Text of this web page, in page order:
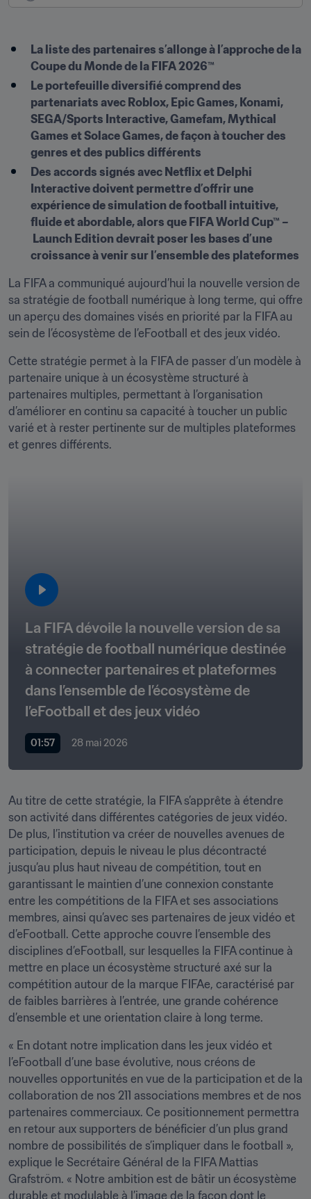
La liste des partenaires s’allonge à l’approche de la
Coupe du Monde de la FIFA 2026™
Le portefeuille diversifié comprend des
partenariats avec Roblox, Epic Games, Konami,
SEGA/Sports Interactive, Gamefam, Mythical
Games et Solace Games, de façon à toucher des
genres et des publics différents
Des accords signés avec Netflix et Delphi
Interactive doivent permettre d’offrir une
expérience de simulation de football intuitive,
fluide et abordable, alors que FIFA World Cup™ –
Launch Edition devrait poser les bases d’une
croissance à venir sur l’ensemble des plateformes
La FIFA a communiqué aujourd’hui la nouvelle version de
sa stratégie de football numérique à long terme, qui offre
un aperçu des domaines visés en priorité par la FIFA au
sein de l’écosystème de l’eFootball et des jeux vidéo.
Cette stratégie permet à la FIFA de passer d’un modèle à
partenaire unique à un écosystème structuré à
partenaires multiples, permettant à l’organisation
d’améliorer en continu sa capacité à toucher un public
varié et à rester pertinente sur de multiples plateformes
et genres différents.
La FIFA dévoile la nouvelle version de sa
stratégie de football numérique destinée
à connecter partenaires et plateformes
dans l’ensemble de l’écosystème de
l’eFootball et des jeux vidéo
01:57 28 mai 2026
Au titre de cette stratégie, la FIFA s’apprête à étendre
son activité dans différentes catégories de jeux vidéo.
De plus, l’institution va créer de nouvelles avenues de
participation, depuis le niveau le plus décontracté
jusqu’au plus haut niveau de compétition, tout en
garantissant le maintien d’une connexion constante
entre les compétitions de la FIFA et ses associations
membres, ainsi qu’avec ses partenaires de jeux vidéo et
d’eFootball. Cette approche couvre l’ensemble des
disciplines d’eFootball, sur lesquelles la FIFA continue à
mettre en place un écosystème structuré axé sur la
compétition autour de la marque FIFAe, caractérisé par
de faibles barrières à l’entrée, une grande cohérence
d’ensemble et une orientation claire à long terme.
« En dotant notre implication dans les jeux vidéo et
l’eFootball d’une base évolutive, nous créons de
nouvelles opportunités en vue de la participation et de la
collaboration de nos 211 associations membres et de nos
partenaires commerciaux. Ce positionnement permettra
en retour aux supporters de bénéficier d’un plus grand
nombre de possibilités de s’impliquer dans le football »,
explique le Secrétaire Général de la FIFA Mattias
Grafström. « Notre ambition est de bâtir un écosystème
durable et modulable à l’image de la façon dont le